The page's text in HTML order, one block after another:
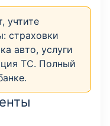
учтите
страховки
авто, услуги
ТС. Полный